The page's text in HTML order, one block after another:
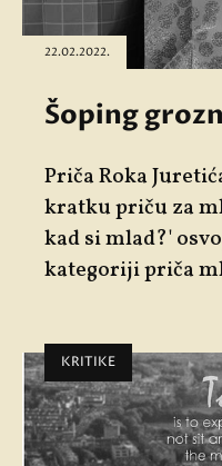
22.02.2022.
Šoping
Priča Roka
kratku priču za
kad si mlad?'
kategoriji priča
KRITIKE